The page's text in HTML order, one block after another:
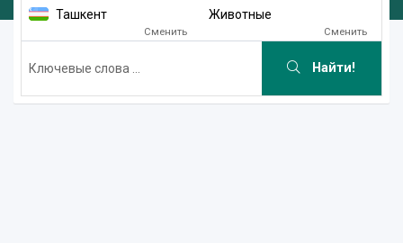
Ташкент
Сменить
Животные
Сменить
Найти!